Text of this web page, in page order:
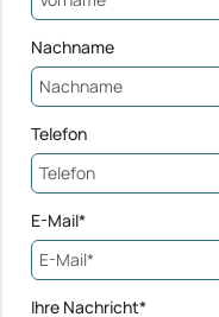
Nachname
Telefon
E-Mail*
Ihre Nachricht*